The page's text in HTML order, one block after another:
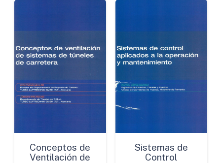
Conceptos de
Ventilación de
Sistemas de
Control